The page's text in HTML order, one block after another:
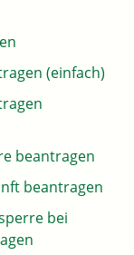
(einfach)
beantragen
beantragen
bei